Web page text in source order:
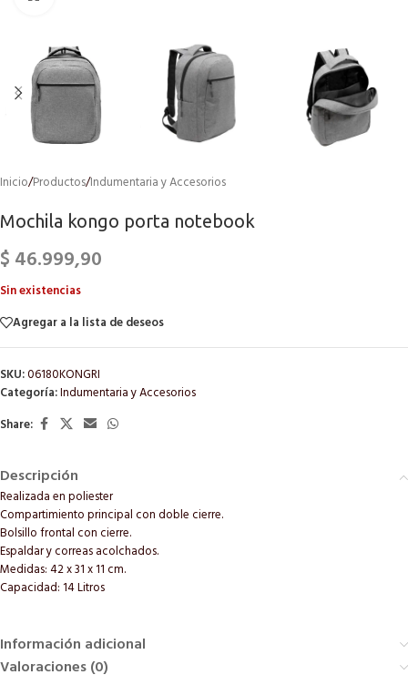
Inicio/Productos/Indumentaria y Accesorios
Mochila kongo porta notebook
$ 46.999,90
Sin existencias
Agregar a la lista de deseos
SKU:06180KONGRI
Categoría:Indumentaria y Accesorios
Share:
Descripción
Realizada en poliester
Compartimiento principal con doble cierre.
Bolsillo frontal con cierre.
Espaldar y correas acolchados.
Medidas: 42 x 31 x 11 cm.
Capacidad: 14 Litros
Información adicional
Valoraciones (0)